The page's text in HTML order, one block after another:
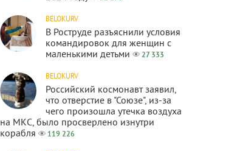
BELOKURV
В Роструде разъяснили условия
командировок для женщин с
маленькими детьми
27 333
BELOKURV
Российский космонавт заявил,
что отверстие в "Союзе", из-за
чего произошла утечка воздуха
на МКС, было просверлено изнутри
корабля
119 226